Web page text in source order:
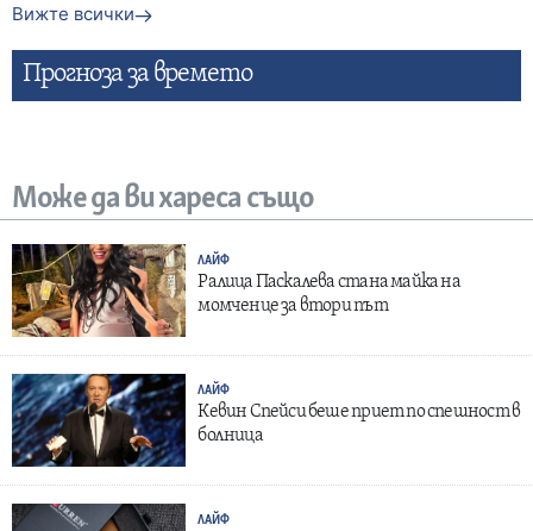
Вижте всички
Прогнозa за времето
Може да ви хареса също
ЛАЙФ
Ралица Паскалева стана майка на
момченце за втори път
ЛАЙФ
Кевин Спейси беше приет по спешност в
болница
ЛАЙФ